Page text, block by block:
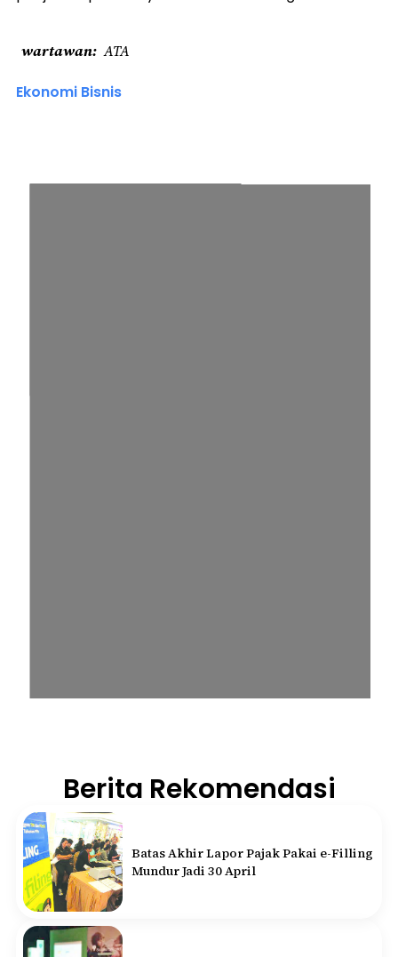
wartawan ATA
Ekonomi Bisnis
Berita Rekomendasi
Batas Akhir Lapor Pajak Pakai e-Filling
Mundur Jadi 30 April